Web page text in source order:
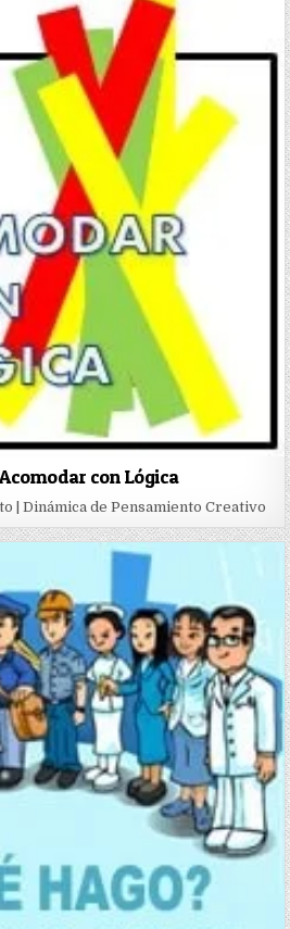
con Lógica
| Dinámica de Pensamiento Creativo